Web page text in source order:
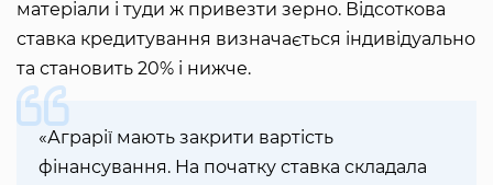
матеріали і туди ж привезти зерно. Відсоткова
ставка кредитування визначається індивідуально
та становить 20% і нижче.
«Аграрії мають закрити вартість
фінансування. На початку ставка складала